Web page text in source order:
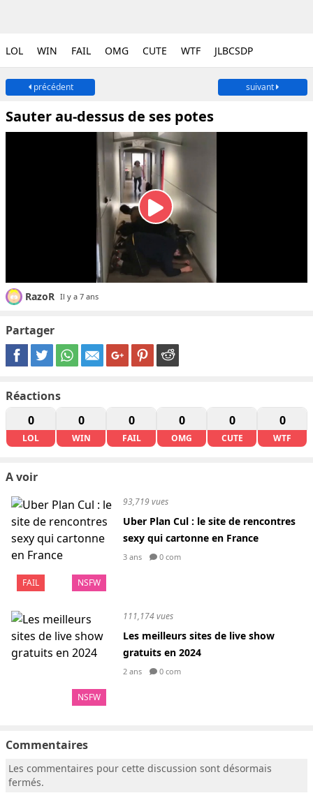
LOL WIN FAIL OMG CUTE WTF JLBCSDP
précédent suivant
Sauter au-dessus de ses potes
RazoR Il y a 7 ans
Partager
Réactions
0
LOL
0
WIN
0
FAIL
0
OMG
0
CUTE
0
WTF
A voir
FAIL NSFW
93,719 vues
Uber Plan Cul : le site de rencontres
sexy qui cartonne en France
3 ans 0 com
NSFW
111,174 vues
Les meilleurs sites de live show
gratuits en 2024
2 ans 0 com
Commentaires
Les commentaires pour cette discussion sont désormais
fermés.